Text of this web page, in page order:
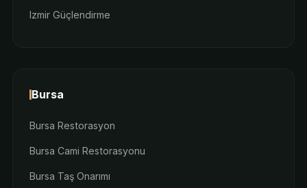
Izmir Güçlendirme
Bursa
Bursa Restorasyon
Bursa Cami Restorasyonu
Bursa Taş Onarımı